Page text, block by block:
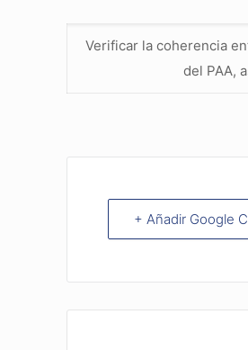
Verificar la coherencia
del PAA,
+ Añadir Google